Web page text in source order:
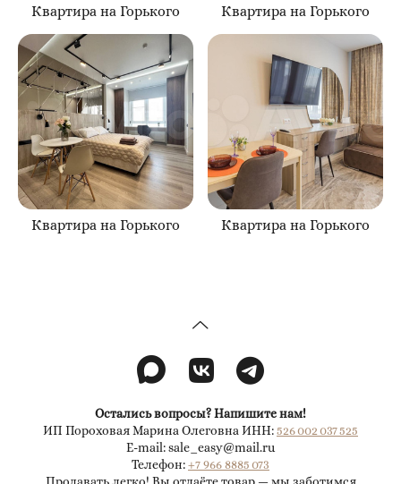
Квартира на Горького Квартира на Горького
Квартира на Горького Квартира на Горького
Остались вопросы? Напишите нам!
ИП Пороховая Марина Олеговна ИНН:526 002 037 525
E-mail: sale_easy@mail.ru
Телефон:+7 966 8885 073